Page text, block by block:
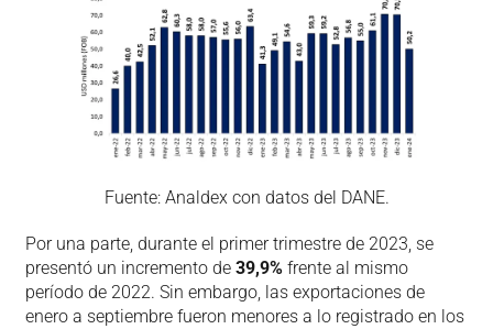
Fuente: Analdex con datos del DANE.
Por una parte, durante el primer trimestre de 2023, se
presentó un incremento de 39,9%frente al mismo
período de 2022. Sin embargo, las exportaciones de
enero a septiembre fueron menores a lo registrado en los